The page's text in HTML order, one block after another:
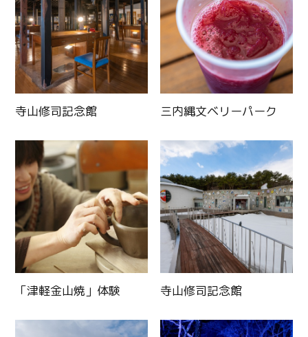
寺山修司記念館 三内縄文ベリーパーク
「津軽金山焼」体験 寺山修司記念館